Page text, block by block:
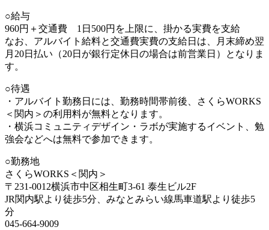
○給与
960円＋交通費 1日500円を上限に、掛かる実費を支給
なお、アルバイト給料と交通費実費の支給日は、月末締め翌
月20日払い（20日が銀行定休日の場合は前営業日）となりま
す。
○待遇
・アルバイト勤務日には、勤務時間帯前後、さくらWORKS
＜関内＞の利用料が無料となります。
・横浜コミュニティデザイン・ラボが実施するイベント、勉
強会などへは無料で参加できます。
○勤務地
さくらWORKS＜関内＞
〒231-0012横浜市中区相生町3-61 泰生ビル2F
JR関内駅より徒歩5分、みなとみらい線馬車道駅より徒歩5
分
045-664-9009